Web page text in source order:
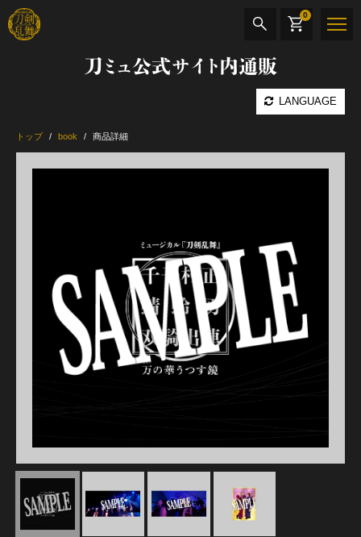
刀ミュ公式サイト内通販
LANGUAGE
0
CD・DVD BOOK その他
最新カテゴリー
加州清光 単騎出陣 極
髭切 単騎出陣 ～夢幻泡影～
トップ book 商品詳細